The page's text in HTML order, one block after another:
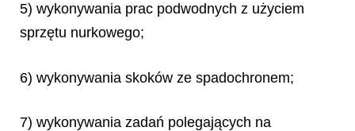
5) wykonywania prac podwodnych z użyciem
sprzętu nurkowego;
6) wykonywania skoków ze spadochronem;
7) wykonywania zadań polegających na